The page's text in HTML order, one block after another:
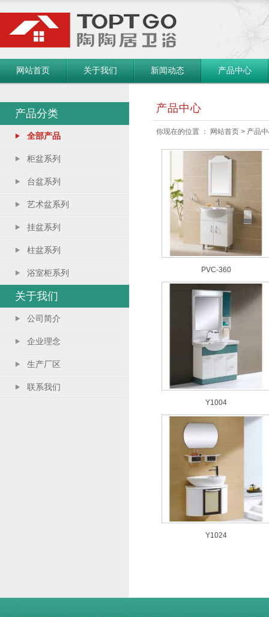
网站首页 关于我们 新闻动态 产品中心
产品分类
全部产品
柜盆系列
台盆系列
艺术盆系列
挂盆系列
柱盆系列
浴室柜系列
关于我们
公司简介
企业理念
生产厂区
联系我们
产品中心
你现在的位置 ： 网站首页 > 产品
PVC-360
Y1004
Y1024